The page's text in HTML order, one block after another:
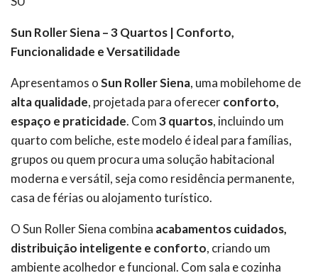
Sun Roller Siena – 3 Quartos | Conforto,
Funcionalidade e Versatilidade
Apresentamos oSun Roller Siena, uma mobilehome de
alta qualidade, projetada para oferecerconforto,
espaço e praticidade. Com3 quartos, incluindo um
quarto com beliche, este modelo é ideal para famílias,
grupos ou quem procura uma solução habitacional
moderna e versátil, seja como residência permanente,
casa de férias ou alojamento turístico.
O Sun Roller Siena combina acabamentos cuidados,
distribuição inteligente e conforto, criando um
ambiente acolhedor e funcional. Com sala e cozinha